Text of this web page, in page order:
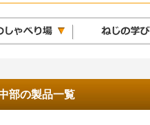
部の製品一覧